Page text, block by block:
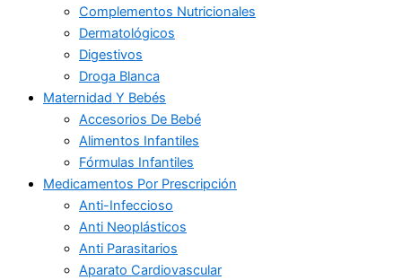
Complementos Nutricionales
Dermatológicos
Digestivos
Droga Blanca
Maternidad Y Bebés
Accesorios De Bebé
Alimentos Infantiles
Fórmulas Infantiles
Medicamentos Por Prescripción
Anti-Infeccioso
Anti Neoplásticos
Anti Parasitarios
Aparato Cardiovascular